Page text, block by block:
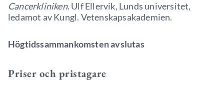
Cancerkliniken. Ulf Ellervik, Lunds universitet,
ledamot av Kungl. Vetenskapsakademien.
Högtidssammankomsten avslutas
Priser och pristagare